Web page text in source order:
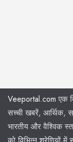
Veeportal.com एक
सच्ची खबरें, आर्थिक,
भारतीय और वैश्विक